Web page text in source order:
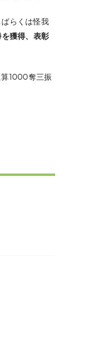
らくは怪我
獲得、表彰
1000奪三振